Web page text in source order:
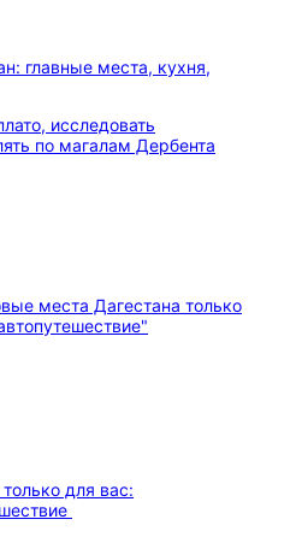
главные места, кухня,
исследовать
по магалам Дербента
для вас: